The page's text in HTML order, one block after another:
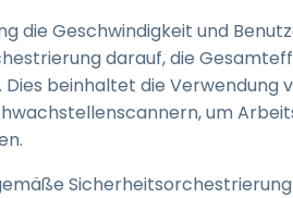
die Geschwindigkeit und
darauf, die
beinhaltet die Verwendung
um